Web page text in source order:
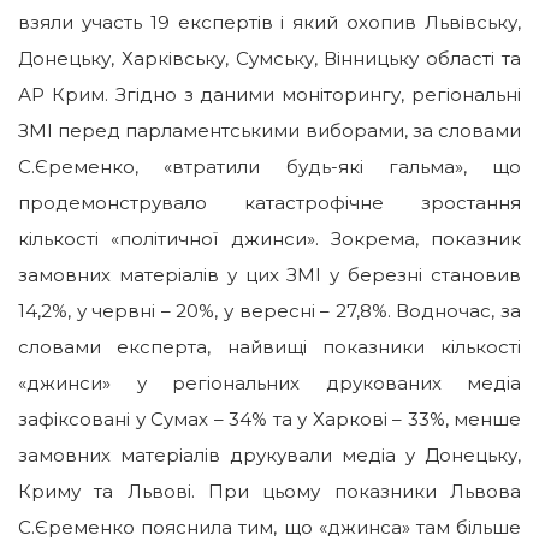
взяли участь 19 експертів і який охопив Львівську,
Донецьку, Харківську, Сумську, Вінницьку області та
АР Крим. Згідно з даними моніторингу, регіональні
ЗМІ перед парламентськими виборами, за словами
С.Єременко, «втратили будь-які гальма», що
продемонструвало катастрофічне зростання
кількості «політичної джинси». Зокрема, показник
замовних матеріалів у цих ЗМІ у березні становив
14,2%, у червні – 20%, у вересні – 27,8%. Водночас, за
словами експерта, найвищі показники кількості
«джинси» у регіональних друкованих медіа
зафіксовані у Сумах – 34% та у Харкові – 33%, менше
замовних матеріалів друкували медіа у Донецьку,
Криму та Львові. При цьому показники Львова
С.Єременко пояснила тим, що «джинса» там більше